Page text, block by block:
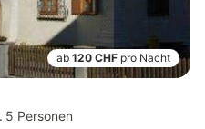
ab 120 CHF pro Nacht
5 Personen